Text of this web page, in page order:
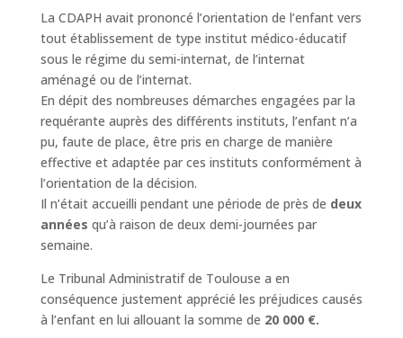
La CDAPH avait prononcé l’orientation de l’enfant vers
tout établissement de type institut médico-éducatif
sous le régime du semi-internat, de l’internat
aménagé ou de l’internat.
En dépit des nombreuses démarches engagées par la
requérante auprès des différents instituts, l’enfant n’a
pu, faute de place, être pris en charge de manière
effective et adaptée par ces instituts conformément à
l’orientation de la décision.
Il n’était accueilli pendant une période de près de deux
années qu’à raison de deux demi-journées par
semaine.
Le Tribunal Administratif de Toulouse a en
conséquence justement apprécié les préjudices causés
à l’enfant en lui allouant la somme de 20 000 €.